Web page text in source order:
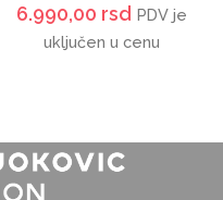
6.990,00 rsd PDV je
uključen u cenu